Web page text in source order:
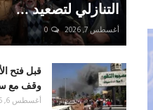
التنازلي لتصعيد ...
أغسطس 7, 2026 0
قبل فتح
وقف مع
أغسطس 6, 2026